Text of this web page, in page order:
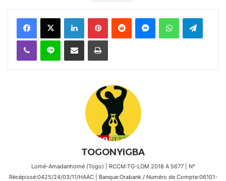
FacebookX Linkedin PinterestReddit MessengerWhatsAppTelegram
Viber Ligne Partager par email Imprimer
TOGONYIGBA
Lomé-Amadanhomé (Togo) | RCCM:TG-LOM 2018 A 5677 | N°
Récépissé:0425/24/03/11/HAAC | Banque:Orabank / Numéro de Compte:06101-